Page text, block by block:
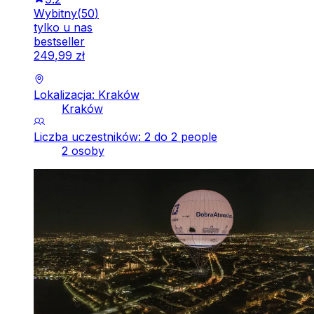
Wybitny(50)
tylko u nas
bestseller
249,99 zł
Lokalizacja: Kraków
Kraków
Liczba uczestników: 2 do 2 people
2 osoby